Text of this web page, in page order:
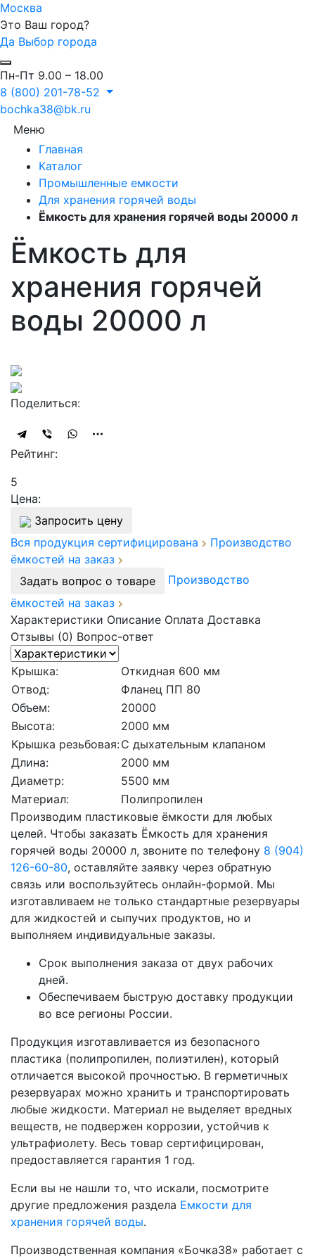
Москва
Это Ваш город?
Да Выбор города
Пн-Пт 9.00 – 18.00
8 (800) 201-78-52
bochka38@bk.ru
Меню
Главная
Каталог
Промышленные емкости
Для хранения горячей воды
Ёмкость для хранения горячей воды 20000 л
Ёмкость для
хранения горячей
воды 20000 л
Поделиться:
Рейтинг:
5
Цена:
Запросить цену
Вся продукция сертифицирована
Производство
ёмкостей на заказ
Задать вопрос о товаре
Производство
ёмкостей на заказ
Характеристики Описание Оплата Доставка
Отзывы (0) Вопрос-ответ
Крышка:
Откидная 600 мм
Отвод:
Фланец ПП 80
Объем:
20000
Высота:
2000 мм
Крышка резьбовая:С дыхательным клапаном
Длина:
2000 мм
Диаметр:
5500 мм
Материал:
Полипропилен
Производим пластиковые ёмкости для любых
целей. Чтобы заказать Ёмкость для хранения
горячей воды 20000 л, звоните по телефону 8 (904)
126-60-80, оставляйте заявку через обратную
связь или воспользуйтесь онлайн-формой. Мы
изготавливаем не только стандартные резервуары
для жидкостей и сыпучих продуктов, но и
выполняем индивидуальные заказы.
Срок выполнения заказа от двух рабочих
дней.
Обеспечиваем быструю доставку продукции
во все регионы России.
Продукция изготавливается из безопасного
пластика (полипропилен, полиэтилен), который
отличается высокой прочностью. В герметичных
резервуарах можно хранить и транспортировать
любые жидкости. Материал не выделяет вредных
веществ, не подвержен коррозии, устойчив к
ультрафиолету. Весь товар сертифицирован,
предоставляется гарантия 1 год.
Если вы не нашли то, что искали, посмотрите
другие предложения раздела Емкости для
хранения горячей воды.
Производственная компания «Бочка38» работает с